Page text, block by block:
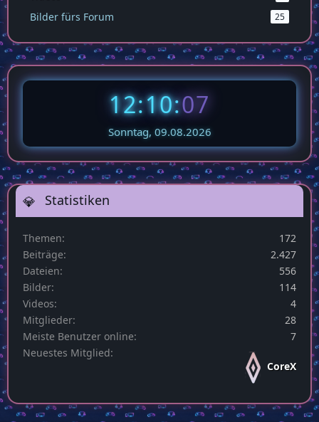
Bilder fürs Forum 25
12:10:07
Sonntag, 09.08.2026
Statistiken
Themen
172
Beiträge
2.427
Dateien
556
Bilder
114
Videos
4
Mitglieder
28
Meiste Benutzer online
7
Neuestes Mitglied
CoreX